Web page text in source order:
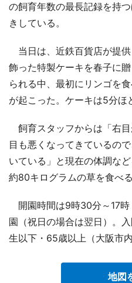
の飼育年数の最長記録を持
きしている。
当日は、近鉄百貨店が提
飾った特製ケーキを春子に
られる中、最初にリンゴを
が起こった。ケーキは5分ほ
飼育スタッフからは「右
目も悪くなってきているの
いている」と現在の体調な
約80キログラムの草を食べる
開園時間は9時30分～17時
園（祝日の場合は翌日）。
生以下・65歳以上（大阪市
地図